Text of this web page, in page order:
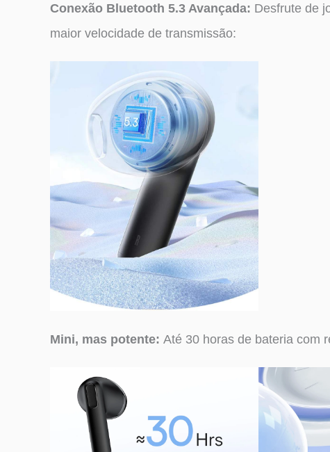
Conexão Bluetooth 5.3 Avançada: Desfrute de
maior velocidade de transmissão:
Mini, mas potente: Até 30 horas de bateria com